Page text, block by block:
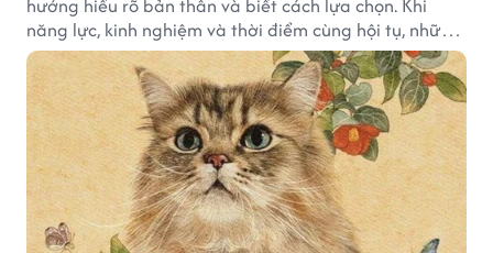
hướng hiểu rõ bản thân và biết cách lựa chọn. Khi
năng lực, kinh nghiệm và thời điểm cùng hội tụ, những
cơ hội từng tưởng đã vuột mất có thể được thay thế
bằng những cơ hội phù hợp hơn.